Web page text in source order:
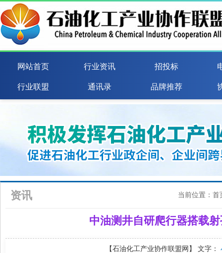
网站首页 行业资讯 招投标
行业联盟 通讯录 品牌推荐
资讯 当前位置： 首
中油测井自研爬行器搭载
【石油化工产业协作联盟网】 文字：